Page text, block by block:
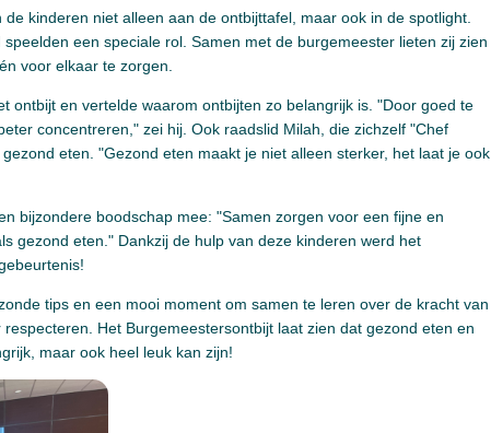
kinderen niet alleen aan de ontbijttafel, maar ook in de spotlight.
een speciale rol. Samen met de burgemeester lieten zij zien
voor elkaar te zorgen.
ontbijt en vertelde waarom ontbijten zo belangrijk is. "Door goed te
concentreren," zei hij. Ook raadslid Milah, die zichzelf "Chef
eten. "Gezond eten maakt je niet alleen sterker, het laat je ook
bijzondere boodschap mee: "Samen zorgen voor een fijne en
gezond eten." Dankzij de hulp van deze kinderen werd het
tips en een mooi moment om samen te leren over de kracht van
Het Burgemeestersontbijt laat zien dat gezond eten en
maar ook heel leuk kan zijn!